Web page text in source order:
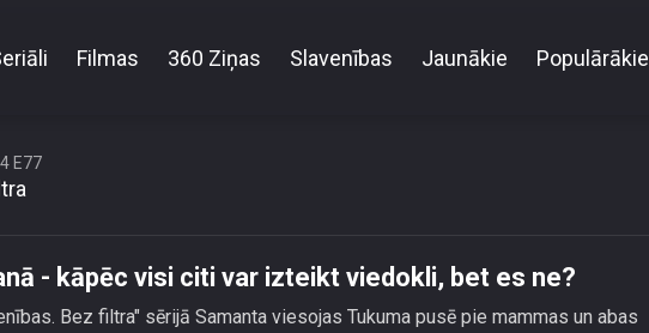
Filmas 360 Ziņas Slavenības Jaunākie Populārākie
E77
- kāpēc visi citi var izteikt viedokli, bet es ne?
Bez filtra" sērijā Samanta viesojas Tukuma pusē pie mammas un abas